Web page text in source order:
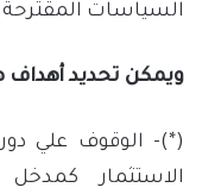
السياسات
ويمكن تحديد أهداف
(*)- الوقوف علي
الاستثمار